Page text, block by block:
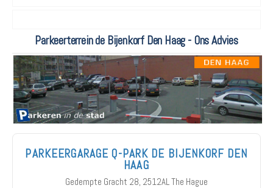
Parkeerterrein de Bijenkorf Den Haag - Ons Advies
PARKEERGARAGE Q-PARK DE BIJENKORF DEN
HAAG
Gedempte Gracht 28, 2512AL The Hague